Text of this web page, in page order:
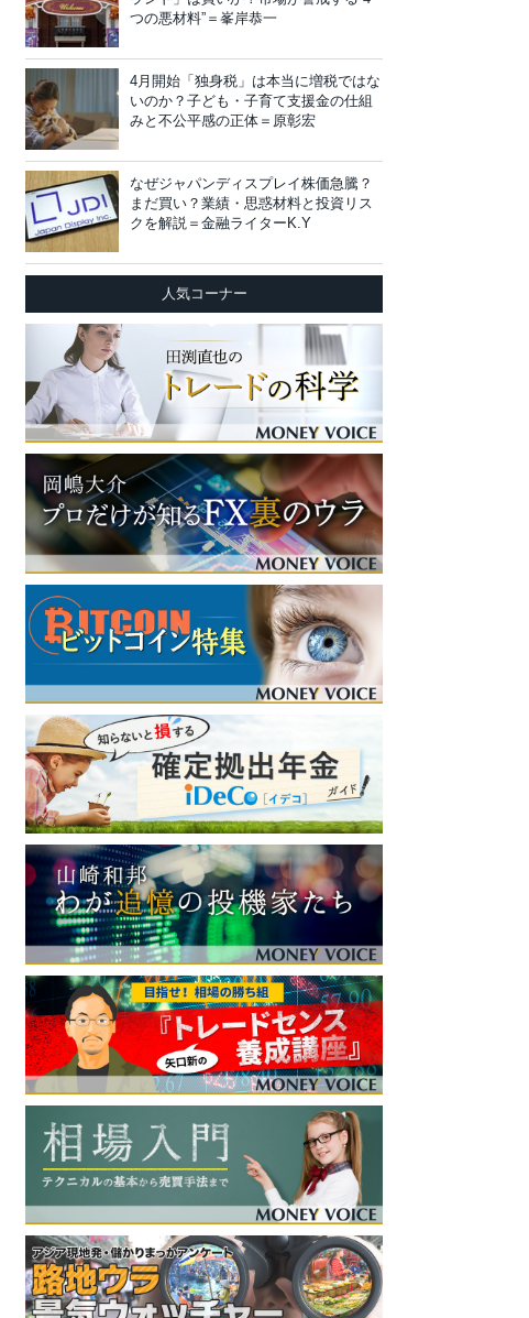
つの悪材料”＝峯岸恭一
4月開始「独身税」は本当に増税ではな
いのか？子ども・子育て支援金の仕組
みと不公平感の正体＝原彰宏
なぜジャパンディスプレイ株価急騰？
まだ買い？業績・思惑材料と投資リス
クを解説＝金融ライターK.Y
人気コーナー